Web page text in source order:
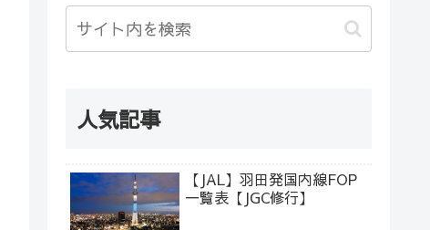
人気記事
【JAL】羽田発国内線FOP
一覧表【JGC修行】